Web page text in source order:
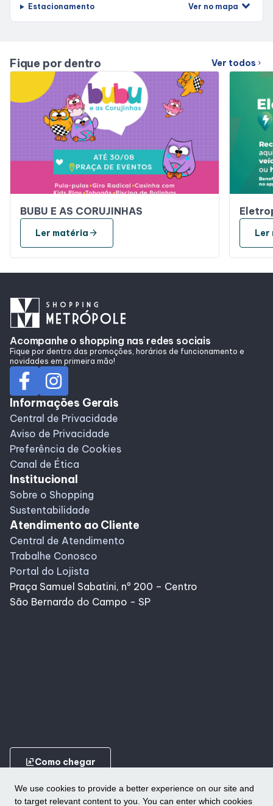
We use cookies to provide a better experience on our site and
to target relevant content to you. You can enter which cookies
Estacionamento Ver no mapa
Fique por dentro Ver todos chevron_right
BUBU E AS CORUJINHAS
Ler matéria arrow_forward Ler
Acompanhe o shopping nas redes sociais
Fique por dentro das promoções, horários de funcionamento e
novidades em primeira mão!
Informações Gerais
Central de Privacidade
Aviso de Privacidade
Preferência de Cookies
Canal de Ética
Institucional
Sobre o Shopping
Sustentabilidade
Atendimento ao Cliente
Central de Atendimento
Trabalhe Conosco
Portal do Lojista
Praça Samuel Sabatini, nº 200 – Centro
São Bernardo do Campo - SP
ungroupComo chegar